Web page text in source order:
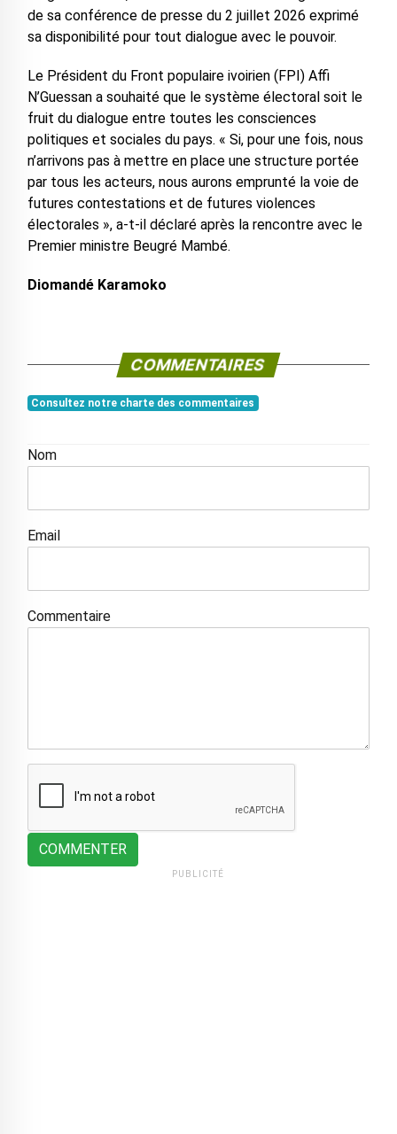
de sa conférence de presse du 2 juillet 2026 exprimé
sa disponibilité pour tout dialogue avec le pouvoir.
Le Président du Front populaire ivoirien (FPI) Affi
N’Guessan a souhaité que le système électoral soit le
fruit du dialogue entre toutes les consciences
politiques et sociales du pays. « Si, pour une fois, nous
n’arrivons pas à mettre en place une structure portée
par tous les acteurs, nous aurons emprunté la voie de
futures contestations et de futures violences
électorales », a-t-il déclaré après la rencontre avec le
Premier ministre Beugré Mambé.
Diomandé Karamoko
COMMENTAIRES
Consultez notre charte des commentaires
Nom
Email
Commentaire
COMMENTER
PUBLICITÉ